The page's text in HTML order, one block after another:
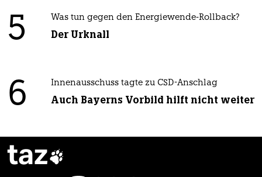
5 Was tun gegen den Energiewende-Rollback?
Der Urknall
6 Innenausschuss tagte zu CSD-Anschlag
Auch Bayerns Vorbild hilft nicht weiter
taz